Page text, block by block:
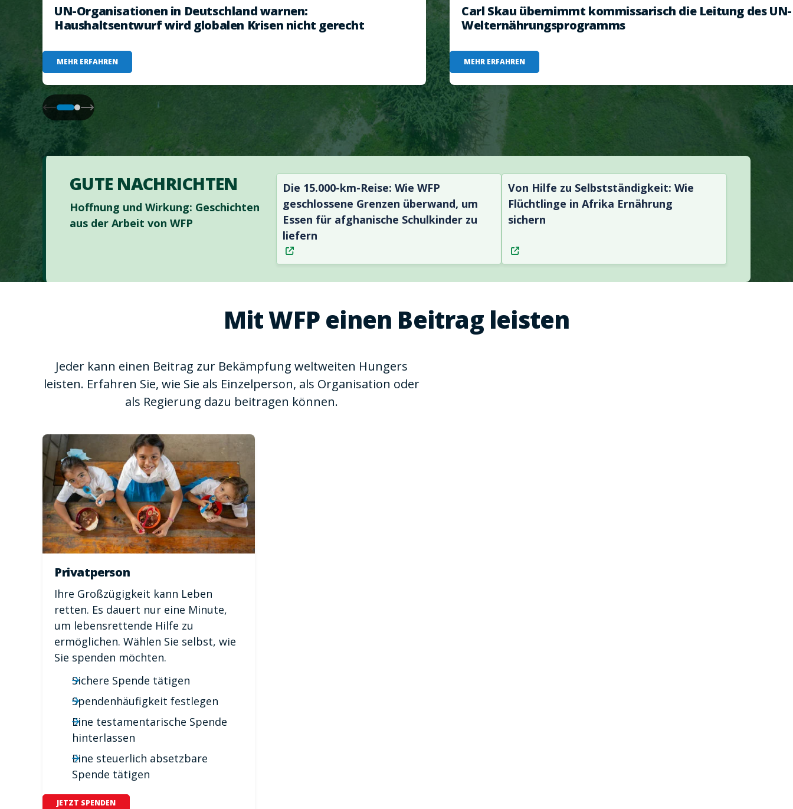
UN-Organisationen in Deutschland warnen:
Haushaltsentwurf wird globalen Krisen nicht gerecht
MEHR ERFAHREN
Carl Skau übernimmt kommissarisch die Leitung des UN-
Welternährungsprogramms
MEHR ERFAHREN
GUTE NACHRICHTEN
Hoffnung und Wirkung: Geschichten
aus der Arbeit von WFP
Die 15.000-km-Reise: Wie WFP
geschlossene Grenzen überwand, um
Essen für afghanische Schulkinder zu
liefern
Von Hilfe zu Selbstständigkeit: Wie
Flüchtlinge in Afrika Ernährung
sichern
Mit WFP einen Beitrag leisten
Jeder kann einen Beitrag zur Bekämpfung weltweiten Hungers
leisten. Erfahren Sie, wie Sie als Einzelperson, als Organisation oder
als Regierung dazu beitragen können.
Privatperson
Ihre Großzügigkeit kann Leben
retten. Es dauert nur eine Minute,
um lebensrettende Hilfe zu
ermöglichen. Wählen Sie selbst, wie
Sie spenden möchten.
Sichere Spende tätigen
Spendenhäufigkeit festlegen
Eine testamentarische Spende
hinterlassen
Eine steuerlich absetzbare
Spende tätigen
JETZT SPENDEN